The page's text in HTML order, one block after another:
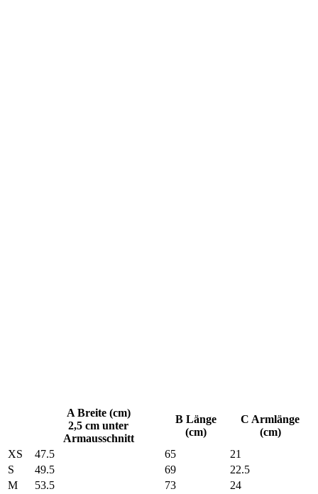
A Breite (cm)
2,5 cm unter
Armausschnitt
B Länge
(cm)
C Armlänge
(cm)
XS
47.5 65
21
S
49.5 69
22.5
M
53.5 73
24